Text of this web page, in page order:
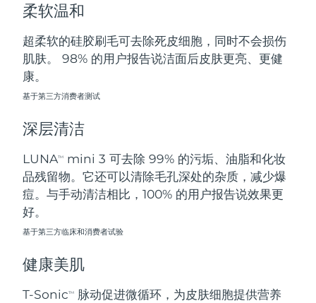
柔软温和
超柔软的硅胶刷毛可去除死皮细胞，同时不会损伤
肌肤。 98% 的用户报告说洁面后皮肤更亮、更健
康。
基于第三方消费者测试
深层清洁
LUNATM
mini 3 可去除 99% 的污垢、油脂和化妆
品残留物。它还可以清除毛孔深处的杂质，减少爆
痘。与手动清洁相比，100% 的用户报告说效果更
好。
基于第三方临床和消费者试验
健康美肌
T-SonicTM
脉动促进微循环，为皮肤细胞提供营养
墨西哥
摩纳哥 预计送达日期8/11/26
荷兰
新西兰
挪威 预计送达日期 8/10/26
阿曼 预计送达日期8/13/26
菲律宾